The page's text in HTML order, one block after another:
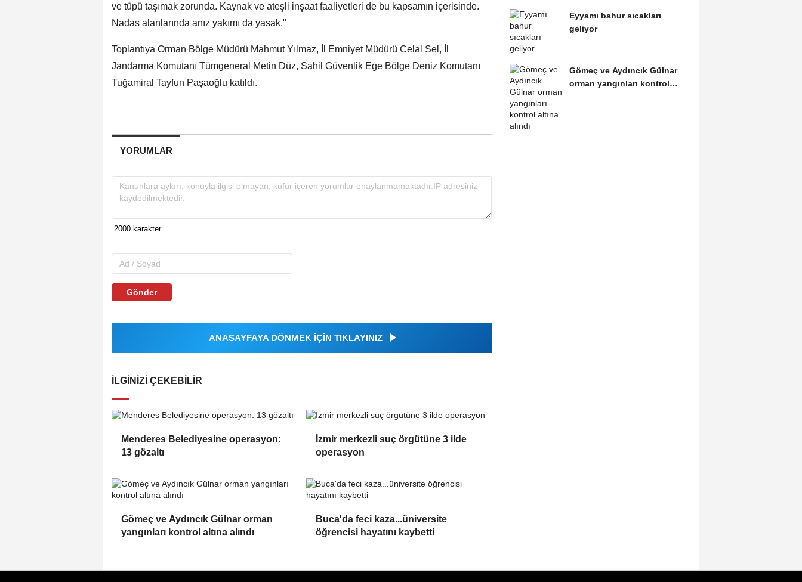
ve tüpü taşımak zorunda. Kaynak ve ateşli inşaat faaliyetleri de bu kapsamın içerisinde.
Nadas alanlarında anız yakımı da yasak."
Toplantıya Orman Bölge Müdürü Mahmut Yılmaz, İl Emniyet Müdürü Celal Sel, İl
Jandarma Komutanı Tümgeneral Metin Düz, Sahil Güvenlik Ege Bölge Deniz Komutanı
Tuğamiral Tayfun Paşaoğlu katıldı.
YORUMLAR
Gönder
ANASAYFAYA DÖNMEK İÇİN TIKLAYINIZ
İLGINIZI ÇEKEBILIR
Menderes Belediyesine operasyon:
13 gözaltı
İzmir merkezli suç örgütüne 3 ilde
operasyon
Gömeç ve Aydıncık Gülnar orman
yangınları kontrol altına alındı
Buca'da feci kaza...üniversite
öğrencisi hayatını kaybetti
Eyyamı bahur sıcakları
geliyor
Gömeç ve Aydıncık Gülnar
orman yangınları kontrol